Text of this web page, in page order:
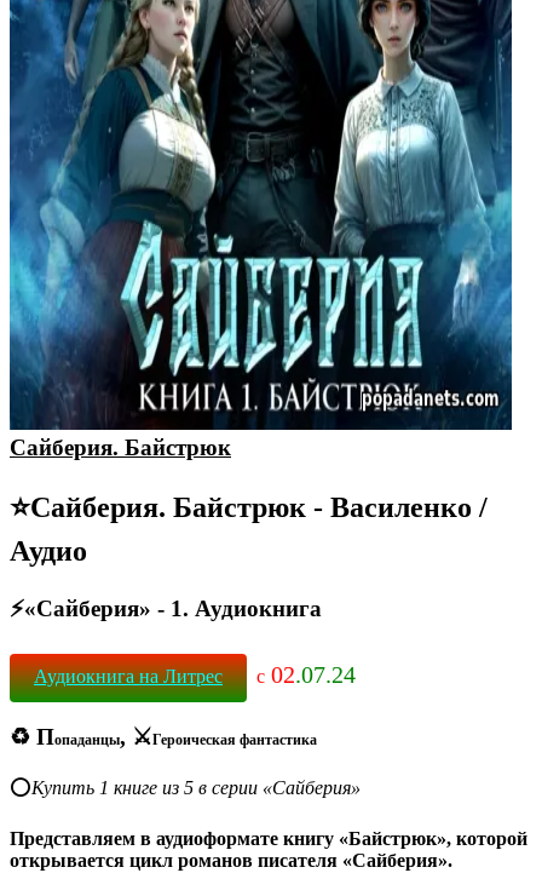
Сайберия. Байстрюк
⭐️Сайберия. Байстрюк - Василенко /
Аудио
⚡«Сайберия» - 1. Аудиокнига
Аудиокнига на Литрес с 02.07.24
♻ Попаданцы, ⚔Героическая фантастика
⭕️Купить 1 книгe из 5 в серии «Сайберия»
Представляем в аудиоформате книгу «Байстрюк», которой
открывается цикл романов писателя «Сайберия».